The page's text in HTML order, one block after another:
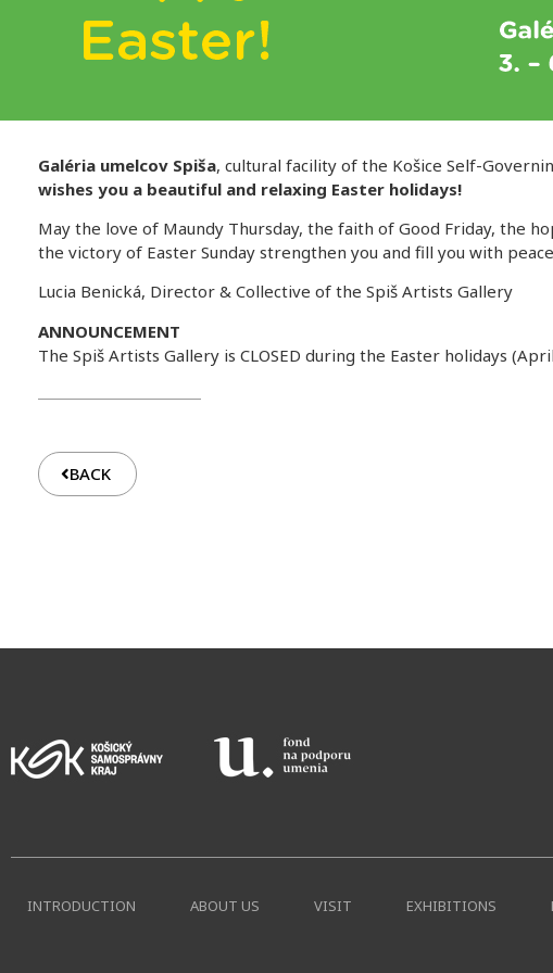
Galéria umelcov Spiša, cultural facility of the Košice Self-
wishes you a beautiful and relaxing Easter holidays!
May the love of Maundy Thursday, the faith of Good Friday, the
the victory of Easter Sunday strengthen you and fill you with
Lucia Benická, Director & Collective of the Spiš Artists Gallery
ANNOUNCEMENT
The Spiš Artists Gallery is CLOSED during the Easter holidays
BACK
INTRODUCTION ABOUT US VISIT EXHIBITIONS